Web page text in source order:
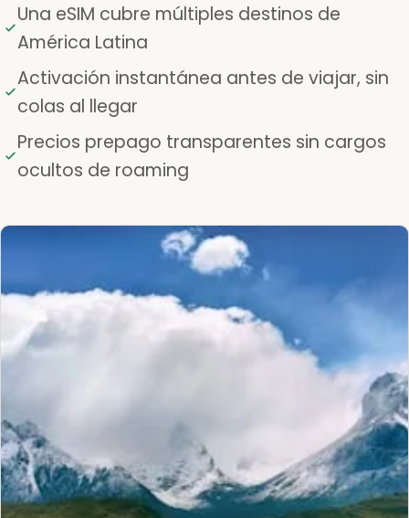
Una eSIM cubre múltiples destinos de
América Latina
Activación instantánea antes de viajar, sin
colas al llegar
Precios prepago transparentes sin cargos
ocultos de roaming